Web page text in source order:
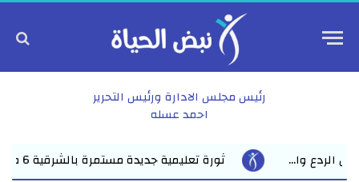
رئيس مجلس الادارة ورئيس التحرير
احمد عسله
ثانوية تدخل الخدمة في يوم واحد الخدمة التعليمية حتى باب ا...